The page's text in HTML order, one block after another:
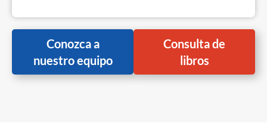
Conozca a
nuestro equipo
Consulta de
libros